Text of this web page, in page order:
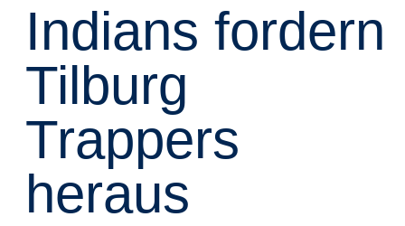
Indians fordern
Tilburg
Trappers
heraus